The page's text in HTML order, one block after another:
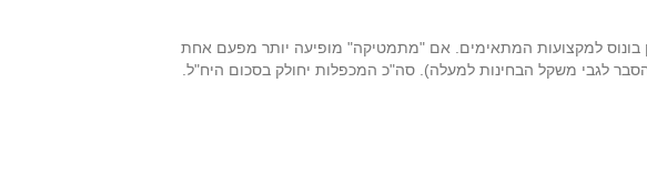
בונוס למקצועות המתאימים. אם "מתמטיקה" מופיעה יותר מפעם אחת
לגבי משקל הבחינות למעלה). סה"כ המכפלות יחולק בסכום היח"ל.